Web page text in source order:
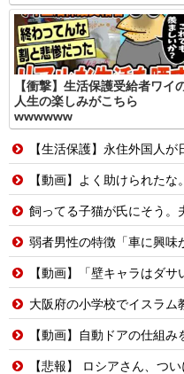
【衝撃】生活保護受給者ワイ
人生の楽しみがこちら
wwwwww
【生活保護】永住外国人が
【動画】よく助けられたな。
飼ってる子猫が氏にそう。夫はお猫様だ
弱者男性の特徴「車に興味
【動画】「壁キャラはダサい
大阪府の小学校でイスラム教の指導者が
【動画】自動ドアの仕組み
【悲報】 ロシアさん、つ